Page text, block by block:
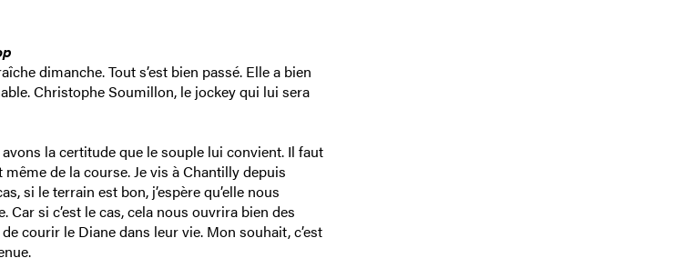
dimanche. Tout s’est bien passé. Elle a bien
Christophe Soumillon, le jockey qui lui sera
la certitude que le souple lui convient. Il faut
de la course. Je vis à Chantilly depuis
si le terrain est bon, j’espère qu’elle nous
si c’est le cas, cela nous ouvrira bien des
courir le Diane dans leur vie. Mon souhait, c’est